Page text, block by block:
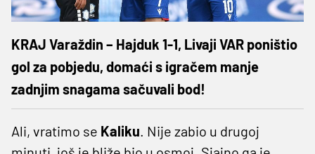
KRAJ Varaždin – Hajduk 1-1, Livaji VAR poništio
gol za pobjedu, domaći s igračem manje
zadnjim snagama sačuvali bod!
Ali, vratimo se Kaliku. Nije zabio u drugoj